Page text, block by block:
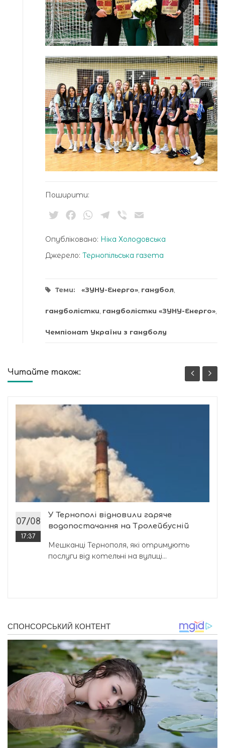
Поширити:
TwitterFacebookWhatsApp
Telegram
Viber
Опубліковано: Ніка Холодовська
Джерело: Тернопільська газета
Теми: «ЗУНУ-Енерго» гандбол
гандболістки гандболістки «ЗУНУ-Енерго»
Чемпіонат України з гандболу
Читайте також:
07/08
17:37
У Тернополі відновили гаряче
водопостачання на Тролейбусній
Мешканці Тернополя, які отримують
послуги від котельні на вулиці...